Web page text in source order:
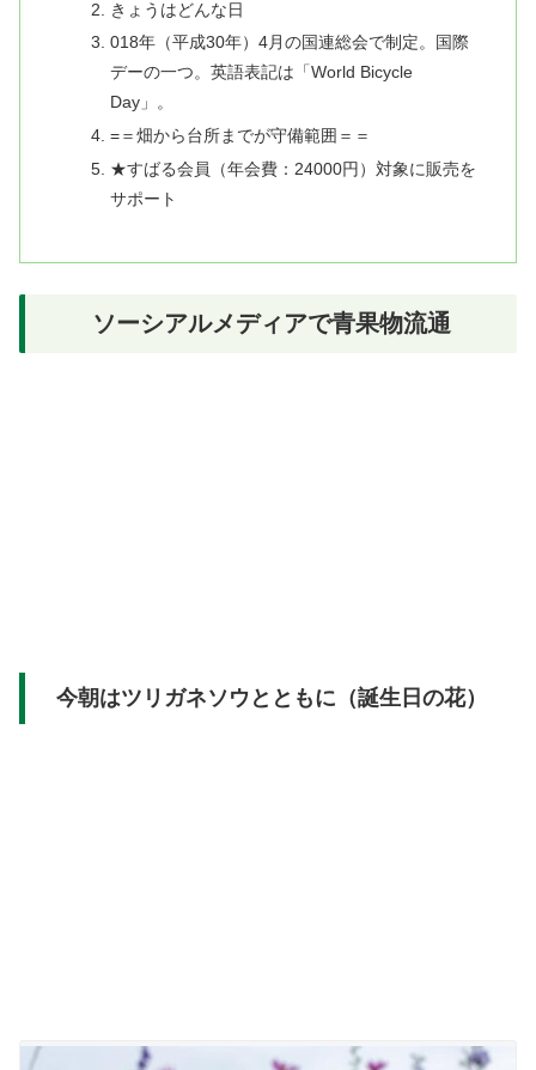
きょうはどんな日
018年（平成30年）4月の国連総会で制定。国際
デーの一つ。英語表記は「World Bicycle
Day」。
=＝畑から台所までが守備範囲＝＝
★すばる会員（年会費：24000円）対象に販売を
サポート
ソーシアルメディアで青果物流通
今朝はツリガネソウとともに（誕生日の花）